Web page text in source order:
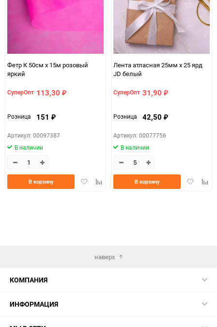
Фетр К 50см х 15м розовый
яркий
СуперОпт 113,30 ₽
Розница 151 ₽
Артикул: 00097387
В наличии
ДобавитьДобавить
В корзину
Лента атласная 25мм х 25 ярд
JD белый
СуперОпт 31,90 ₽
Розница 42,50 ₽
Артикул: 00077756
В наличии
Добавить
В корзину
наверх
КОМПАНИЯ
ИНФОРМАЦИЯ